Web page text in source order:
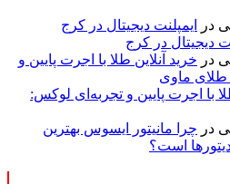
در
ایمپلنت دیجیتال در کرج
دیجیتال در کرج
در خرید آنلاین طلا با اجرت پایین و
طلای ماوی
با اجرت پایین و تجربه‌ای لوکس:
در چرا مانیتور ایسوس بهترین
است؟